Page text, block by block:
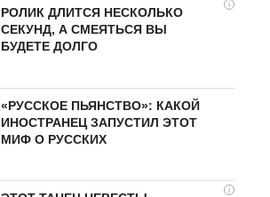
i
РОЛИК ДЛИТСЯ НЕСКОЛЬКО
СЕКУНД, А СМЕЯТЬСЯ ВЫ
БУДЕТЕ ДОЛГО
«РУССКОЕ ПЬЯНСТВО»: КАКОЙ
ИНОСТРАНЕЦ ЗАПУСТИЛ ЭТОТ
МИФ О РУССКИХ
i